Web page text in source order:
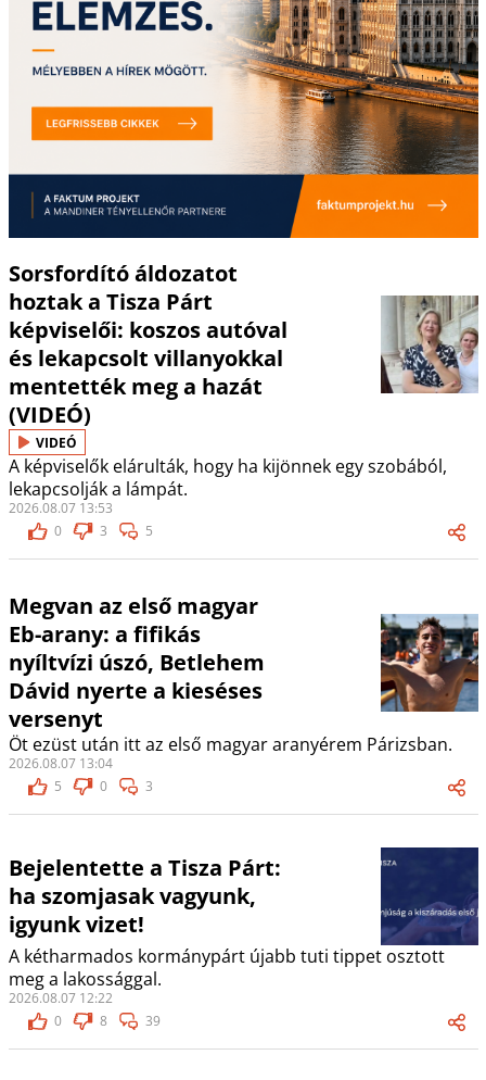
Sorsfordító áldozatot
hoztak a Tisza Párt
képviselői: koszos autóval
és lekapcsolt villanyokkal
mentették meg a hazát
(VIDEÓ)
VIDEÓ
A képviselők elárulták, hogy ha kijönnek egy szobából,
lekapcsolják a lámpát.
2026.08.07 13:53
0
3 5
Megvan az első magyar
Eb-arany: a fifikás
nyíltvízi úszó, Betlehem
Dávid nyerte a kieséses
versenyt
Öt ezüst után itt az első magyar aranyérem Párizsban.
2026.08.07 13:04
5
0 3
Bejelentette a Tisza Párt:
ha szomjasak vagyunk,
igyunk vizet!
A kétharmados kormánypárt újabb tuti tippet osztott
meg a lakossággal.
2026.08.07 12:22
0
8 39